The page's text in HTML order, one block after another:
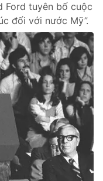
Ford tuyên bố cuộc
đối với nước Mỹ”.